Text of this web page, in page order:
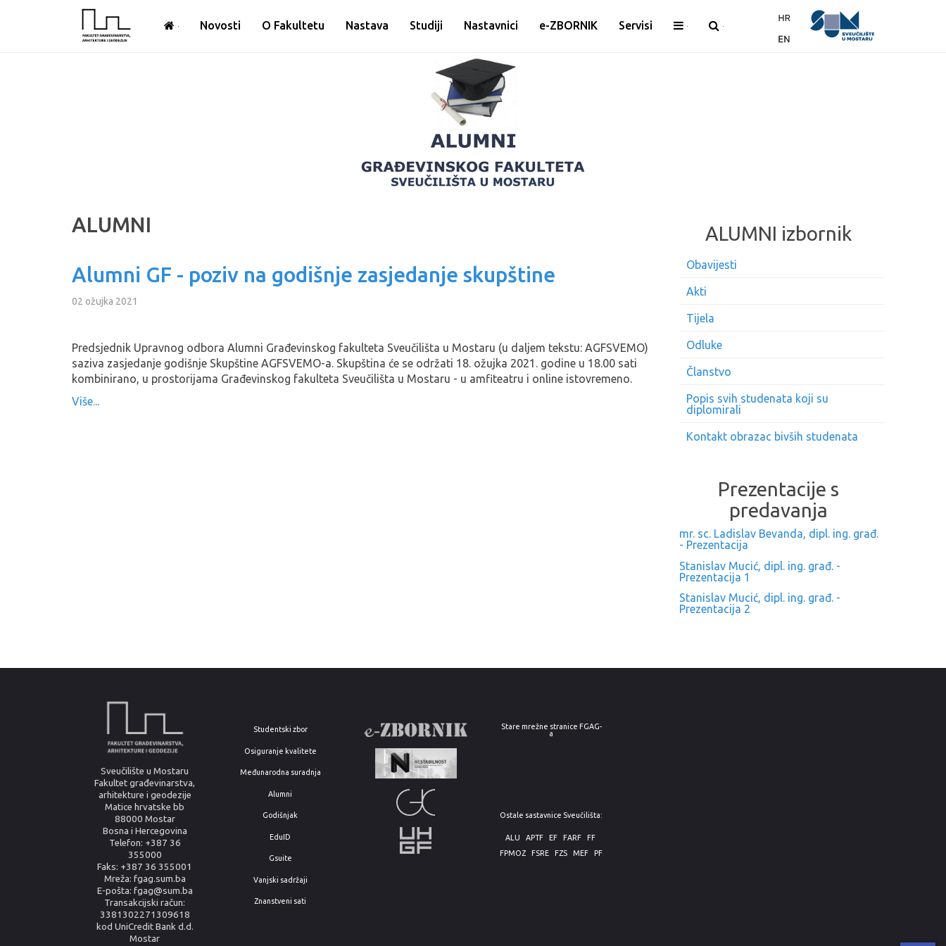
Novosti O Fakultetu Nastava Studiji Nastavnici e-ZBORNIK Servisi
ALUMNI
Alumni GF - poziv na godišnje zasjedanje skupštine
02 ožujka 2021
Predsjednik Upravnog odbora Alumni Građevinskog fakulteta Sveučilišta u Mostaru (u daljem tekstu: AGFSVEMO)
saziva zasjedanje godišnje Skupštine AGFSVEMO-a. Skupština će se održati 18. ožujka 2021. godine u 18.00 sati
kombinirano, u prostorijama Građevinskog fakulteta Sveučilišta u Mostaru - u amfiteatru i online istovremeno.
Više...
ALUMNI izbornik
Obavijesti
Akti
Tijela
Odluke
Članstvo
Popis svih studenata koji su
diplomirali
Kontakt obrazac bivših studenata
Prezentacije s
predavanja
mr. sc. Ladislav Bevanda, dipl. ing. građ.
- Prezentacija
Stanislav Mucić, dipl. ing. građ. -
Prezentacija 1
Stanislav Mucić, dipl. ing. građ. -
Prezentacija 2
Sveučilište u Mostaru
Fakultet građevinarstva,
arhitekture i geodezije
Matice hrvatske bb
88000 Mostar
Bosna i Hercegovina
Telefon: +387 36
355000
Faks: +387 36 355001
Mreža: fgag.sum.ba
E-pošta: fgag@sum.ba
Transakcijski račun:
3381302271309618
kod UniCredit Bank d.d.
Mostar
Studentski zbor
Osiguranje kvalitete
Međunarodna suradnja
Alumni
Godišnjak
EduID
Gsuite
Vanjski sadržaji
Znanstveni sati
Stare mrežne stranice FGAG-
a
Ostale sastavnice Sveučilišta:
ALU APTF EF FARF
FF
FPMOZ
FSRE FZS MEF PF